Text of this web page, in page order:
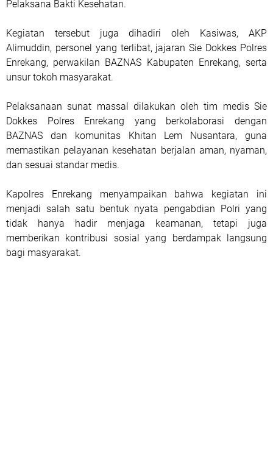
Pelaksana Bakti Kesehatan.
Kegiatan tersebut juga dihadiri oleh Kasiwas, AKP
Alimuddin, personel yang terlibat, jajaran Sie Dokkes Polres
Enrekang, perwakilan BAZNAS Kabupaten Enrekang, serta
unsur tokoh masyarakat.
Pelaksanaan sunat massal dilakukan oleh tim medis Sie
Dokkes Polres Enrekang yang berkolaborasi dengan
BAZNAS dan komunitas Khitan Lem Nusantara, guna
memastikan pelayanan kesehatan berjalan aman, nyaman,
dan sesuai standar medis.
Kapolres Enrekang menyampaikan bahwa kegiatan ini
menjadi salah satu bentuk nyata pengabdian Polri yang
tidak hanya hadir menjaga keamanan, tetapi juga
memberikan kontribusi sosial yang berdampak langsung
bagi masyarakat.